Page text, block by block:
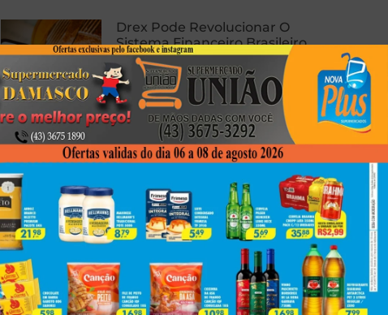
Drex Pode Revolucionar O
Sistema Financeiro Brasileiro
Com Contratos Inteligentes,
Tokenização E Dinheiro
Programável
Homem Sofre Ataque Cardíaco
Durante Relação Sexual, Morre E
Caso Gera Batalha Judicial Por
Doação De Órgãos